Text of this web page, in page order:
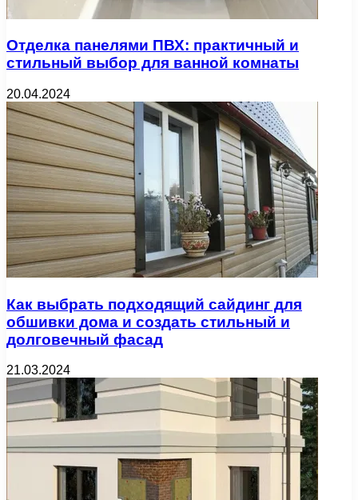
Отделка панелями ПВХ: практичный и
стильный выбор для ванной комнаты
20.04.2024
Как выбрать подходящий сайдинг для
обшивки дома и создать стильный и
долговечный фасад
21.03.2024